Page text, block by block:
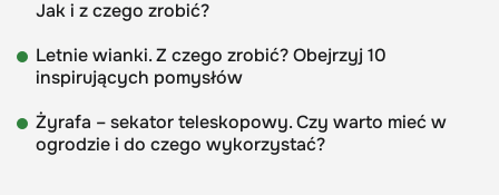
Jak i z czego zrobić?
Letnie wianki. Z czego zrobić? Obejrzyj 10
inspirujących pomysłów
Żyrafa – sekator teleskopowy. Czy warto mieć w
ogrodzie i do czego wykorzystać?